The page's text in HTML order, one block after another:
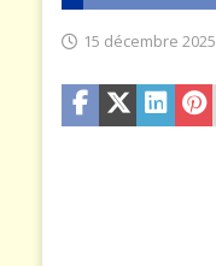
15 décembre 2025